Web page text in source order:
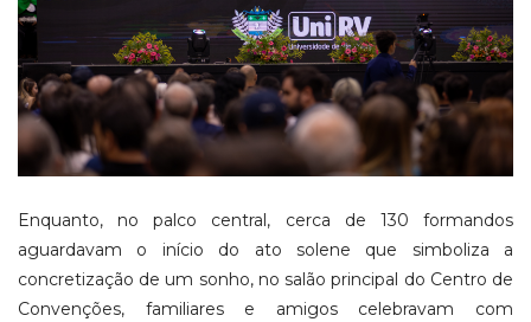
Enquanto, no palco central, cerca de 130 formandos
aguardavam o início do ato solene que simboliza a
concretização de um sonho, no salão principal do Centro de
Convenções, familiares e amigos celebravam com